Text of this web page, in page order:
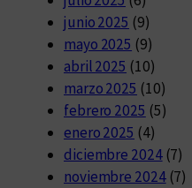
junio 2025 (9)
mayo 2025 (9)
abril 2025 (10)
marzo 2025 (10)
febrero 2025 (5)
enero 2025 (4)
diciembre 2024(7)
noviembre 2024(7)